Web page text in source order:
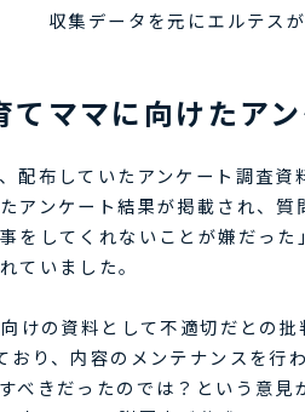
収集データを元にエルテス
てママに向けたア
配布していたアンケート調査
アンケート結果が掲載され、
をしてくれないことが嫌だっ
ていました。
けの資料として不適切だとの
おり、内容のメンテナンスを行
べきだったのでは？という意見